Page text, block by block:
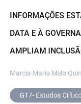
INFORMAÇÕES
DATA E À
AMPLIAM
Marcia Maria Melo
GT7- Estudos